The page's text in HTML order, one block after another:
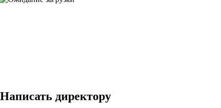
Написать директору